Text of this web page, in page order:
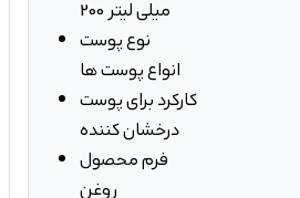
200 میلی لیتر
نوع پوست
انواع پوست ها
کارکرد برای پوست
درخشان کننده
فرم محصول
روغن